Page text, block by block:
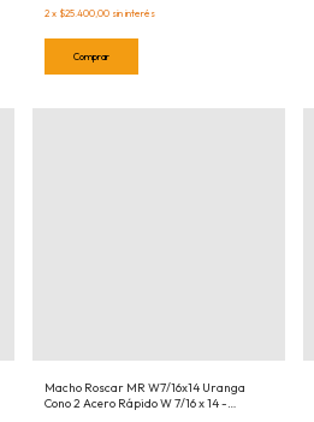
2 x $25.400,00 sin interés
Macho Roscar MR W7/16x14 Uranga
Cono 2 Acero Rápido W 7/16 x 14 -